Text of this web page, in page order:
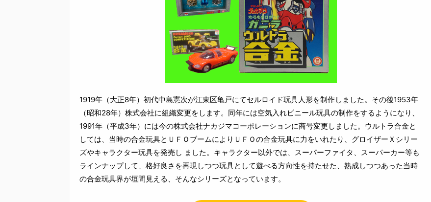
1919年（大正8年）初代中島憲次が江東区亀戸にてセルロイド玩具人形を制作しました。その後1953年
（昭和28年）株式会社に組織変更をします。同年には空気入れビニール玩具の制作をするようになり、
1991年（平成3年）には今の株式会社ナカジマコーポレーションに商号変更しました。ウルトラ合金と
しては、当時の合金玩具とＵＦＯブームによりＵＦＯの合金玩具に力をいれたり、グロイザーＸシリー
ズやキャラクター玩具を発売し ました。キャラクター以外では、スーパーファイタ、スーパーカー等も
ラインナップして、格好良さを再現しつつ玩具として遊べる方向性を持たせた、熟成しつつあった当時
の合金玩具界が垣間見える、そんなシリーズとなっています。